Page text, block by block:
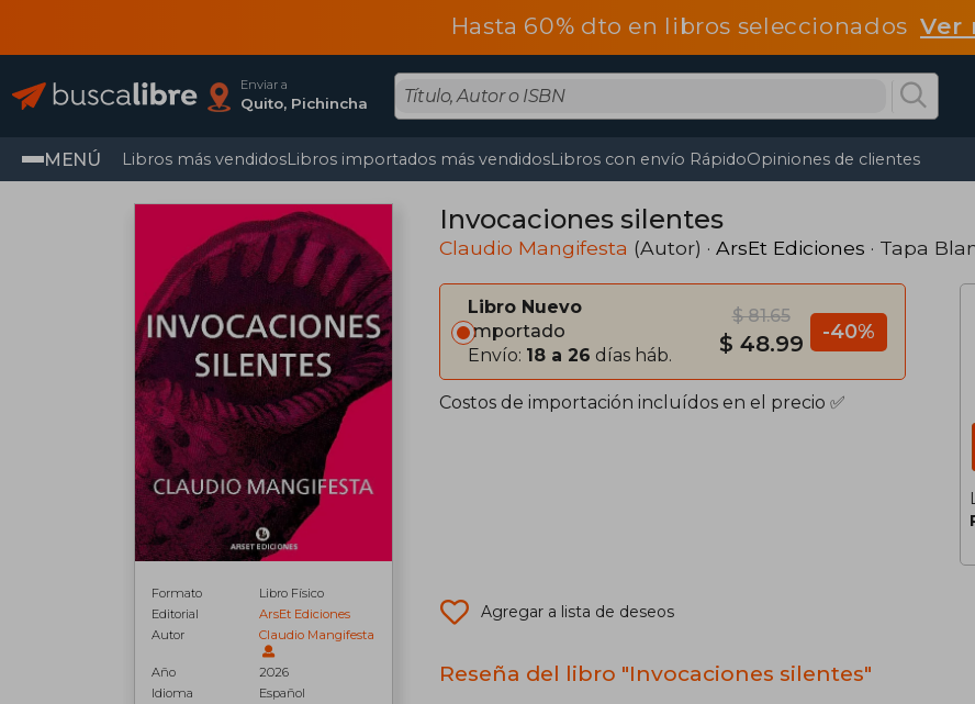
Hasta 60% dto en libros seleccionadosVer
Enviar a
Quito, Pichincha
MENÚ Libros más vendidosLibros importados más vendidosLibros con envío RápidoOpiniones de clientes
Formato
Libro Físico
Editorial
ArsEt Ediciones
Autor
Claudio Mangifesta
Año
2026
Idioma
Español
Invocaciones silentes
Claudio Mangifesta (Autor) · ArsEt Ediciones · Tapa
Libro Nuevo
Importado
Envío: 18 a 26 días háb.
$ 81.65
$ 48.99 -40%
Costos de importación incluídos en el precio ✅
Agregar a lista de deseos
Reseña del libro "Invocaciones silentes"